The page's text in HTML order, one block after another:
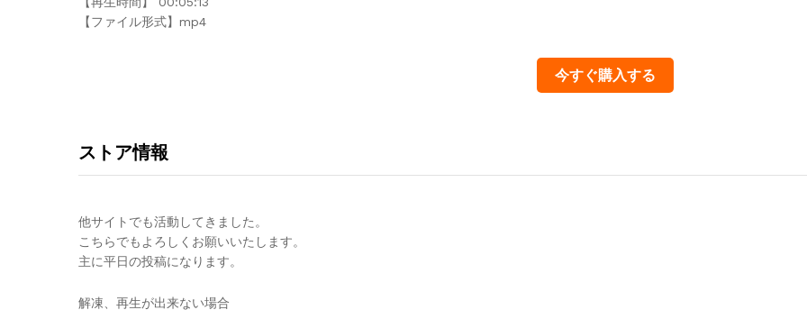
【ファイル形式】mp4
今すぐ購入する
ストア情報
他サイトでも活動してきました。
こちらでもよろしくお願いいたします。
主に平日の投稿になります。
解凍、再生が出来ない場合